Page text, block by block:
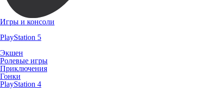
Игры и консоли
PlayStation 5
Экшен
Ролевые игры
Приключения
Гонки
PlayStation 4